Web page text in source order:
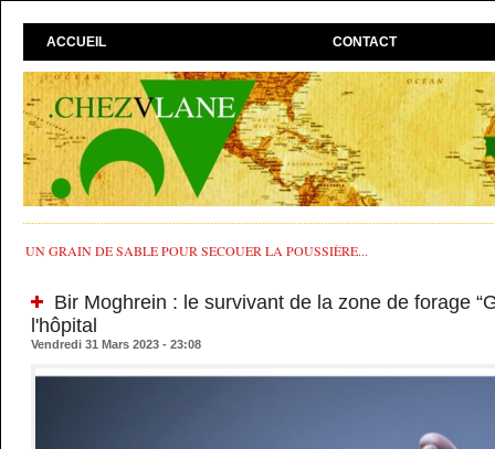
ACCUEIL CONTACT
UN GRAIN DE SABLE POUR SECOUER LA POUSSIÈRE...
Bir Moghrein : le survivant de la zone de forage
l'hôpital
Vendredi 31 Mars 2023 - 23:08